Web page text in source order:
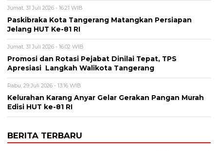
Jumat, 31 Juli 2026 - 16:21 WIB
Paskibraka Kota Tangerang Matangkan Persiapan
Jelang HUT Ke-81 RI ‎
Jumat, 31 Juli 2026 - 16:02 WIB
Promosi dan Rotasi Pejabat Dinilai Tepat, TPS
Apresiasi Langkah Walikota Tangerang
Rabu, 29 Juli 2026 - 13:16 WIB
Kelurahan Karang Anyar Gelar Gerakan Pangan Murah
Edisi HUT ke-81 RI
BERITA TERBARU